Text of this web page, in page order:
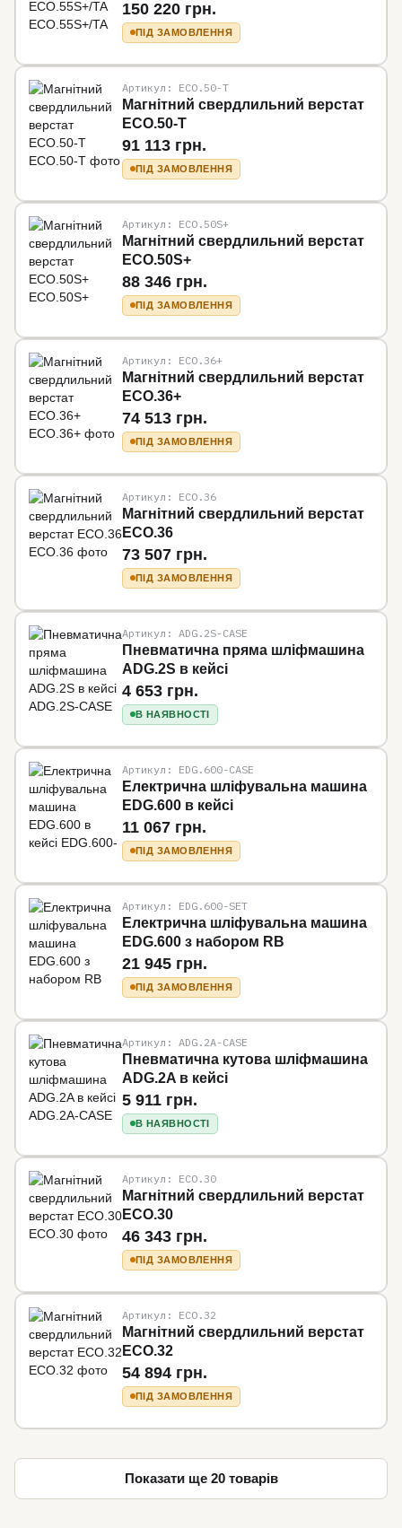
150 220 грн.
ПІД ЗАМОВЛЕННЯ
Артикул: ECO.50-T
Магнітний свердлильний верстат
ECO.50-T
91 113 грн.
ПІД ЗАМОВЛЕННЯ
Артикул: ECO.50S+
Магнітний свердлильний верстат
ECO.50S+
88 346 грн.
ПІД ЗАМОВЛЕННЯ
Артикул: ECO.36+
Магнітний свердлильний верстат
ECO.36+
74 513 грн.
ПІД ЗАМОВЛЕННЯ
Артикул: ECO.36
Магнітний свердлильний верстат
ECO.36
73 507 грн.
ПІД ЗАМОВЛЕННЯ
Артикул: ADG.2S-CASE
Пневматична пряма шліфмашина
ADG.2S в кейсі
4 653 грн.
В НАЯВНОСТІ
Артикул: EDG.600-CASE
Електрична шліфувальна машина
EDG.600 в кейсі
11 067 грн.
ПІД ЗАМОВЛЕННЯ
Артикул: EDG.600-SET
Електрична шліфувальна машина
EDG.600 з набором RB
21 945 грн.
ПІД ЗАМОВЛЕННЯ
Артикул: ADG.2A-CASE
Пневматична кутова шліфмашина
ADG.2A в кейсі
5 911 грн.
В НАЯВНОСТІ
Артикул: ECO.30
Магнітний свердлильний верстат
ECO.30
46 343 грн.
ПІД ЗАМОВЛЕННЯ
Артикул: ECO.32
Магнітний свердлильний верстат
ECO.32
54 894 грн.
ПІД ЗАМОВЛЕННЯ
Показати ще 20 товарів